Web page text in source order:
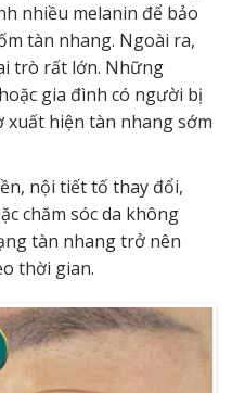
nhiều melanin để bảo
tàn nhang. Ngoài ra,
trò rất lớn. Những
gia đình có người bị
hiện tàn nhang sớm
nội tiết tố thay đổi,
chăm sóc da không
tàn nhang trở nên
thời gian.